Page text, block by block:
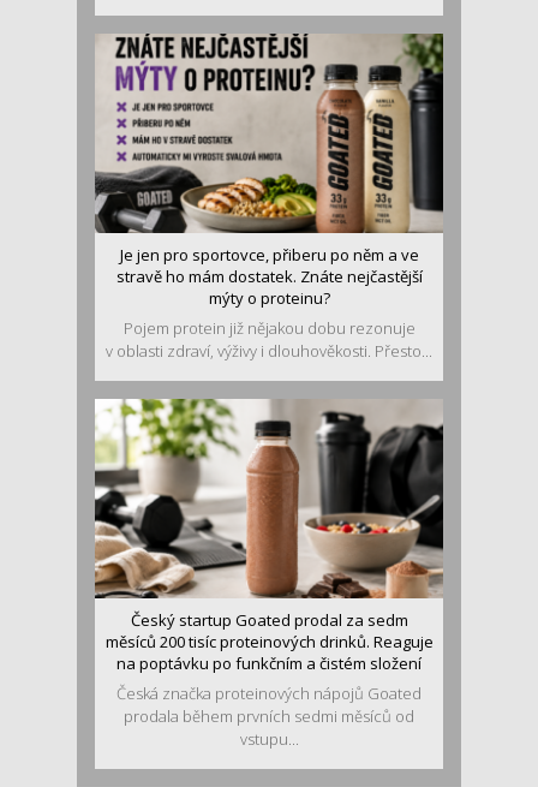
Je jen pro sportovce, přiberu po něm a ve
stravě ho mám dostatek. Znáte nejčastější
mýty o proteinu?
Pojem protein již nějakou dobu rezonuje
v oblasti zdraví, výživy i dlouhověkosti. Přesto...
Český startup Goated prodal za sedm
měsíců 200 tisíc proteinových drinků. Reaguje
na poptávku po funkčním a čistém složení
Česká značka proteinových nápojů Goated
prodala během prvních sedmi měsíců od
vstupu...